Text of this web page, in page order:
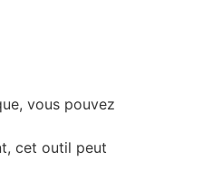
vous pouvez
cet outil peut